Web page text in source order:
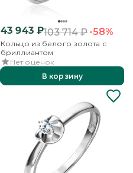
43 943₽103 714₽-58%
Кольцо из белого золота с
бриллиантом
Нет оценок
В корзину